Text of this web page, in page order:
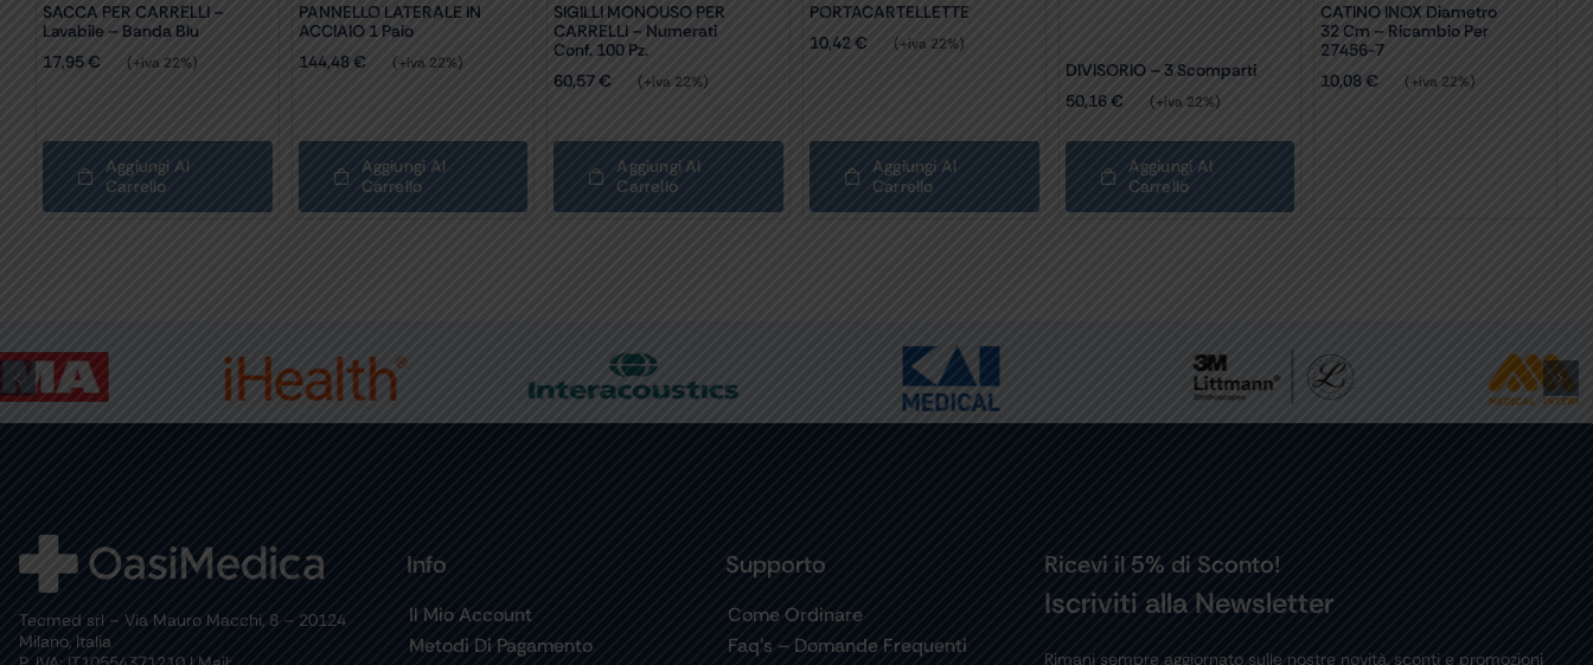
SACCA PER CARRELLI –
Lavabile – Banda Blu
17,95€ (+iva 22%)
Aggiungi Al
Carrello
PANNELLO LATERALE IN
ACCIAIO 1 Paio
144,48 € (+iva 22%)
Aggiungi Al
Carrello
SIGILLI MONOUSO PER
CARRELLI – Numerati
Conf. 100 Pz.
60,57€ (+iva 22%)
Aggiungi Al
Carrello
PORTACARTELLETTE
10,42€ (+iva 22%)
Aggiungi Al
Carrello
DIVISORIO – 3 Scomparti
50,16€ (+iva 22%)
Aggiungi Al
Carrello
CATINO INOX Diametro
32 Cm – Ricambio Per
27456-7
10,08 € (+iva 22%)
Tecmed srl – Via Mauro Macchi, 8 – 20124
Milano, Italia
Info
Il Mio Account
Metodi Di Pagamento
Supporto
Come Ordinare
Faq’s – Domande Frequenti
Ricevi il 5% di Sconto!
Iscriviti alla Newsletter
Rimani sempre aggiornato sulle nostre novità, sconti e promozioni